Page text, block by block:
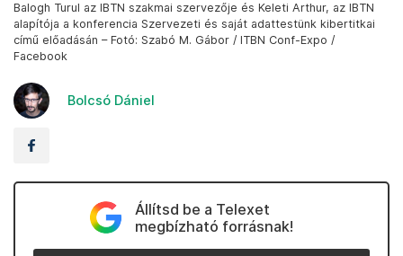
Balogh Turul az IBTN szakmai szervezője és Keleti Arthur, az IBTN
alapítója a konferencia Szervezeti és saját adattestünk kibertitkai
című előadásán – Fotó: Szabó M. Gábor / ITBN Conf-Expo /
Facebook
Bolcsó Dániel
Állítsd be a Telexet
megbízható forrásnak!